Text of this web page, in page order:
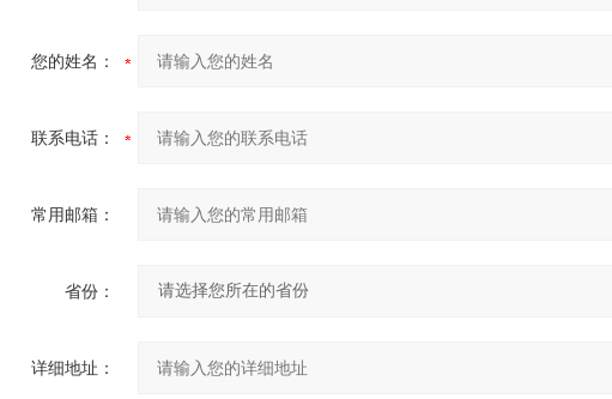
您的姓名：
联系电话：
常用邮箱：
省份：
详细地址：